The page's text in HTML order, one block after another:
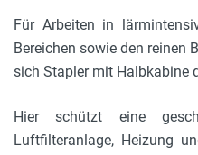
Für Arbeiten in
Bereichen sowie den reinen
sich Stapler mit Halbkabine
Hier schützt eine
Luftfilteranlage, Heizung